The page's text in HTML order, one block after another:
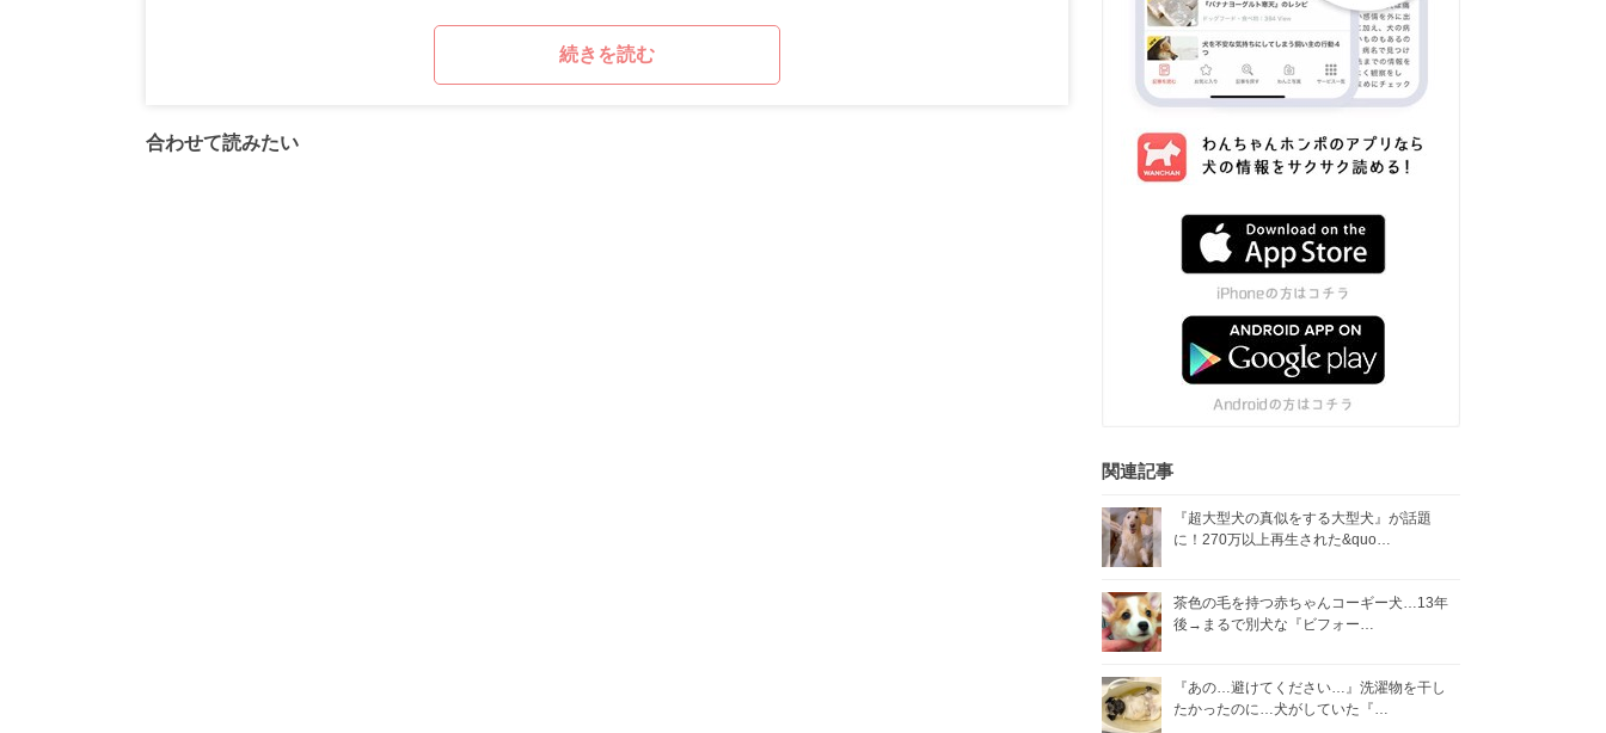
続きを読む
合わせて読みたい
関連記事
『超大型犬の真似をする大型犬』が話題
に！270万以上再生された&quo…
茶色の毛を持つ赤ちゃんコーギー犬…13年
後→まるで別犬な『ビフォー…
『あの…避けてください…』洗濯物を干し
たかったのに…犬がしていた『…